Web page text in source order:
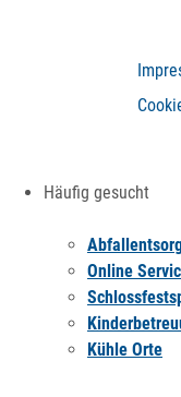
Häufig gesucht
Online
Kühle Orte